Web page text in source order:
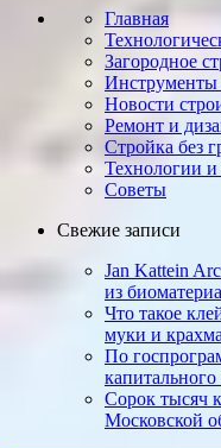
Главная
Загородное
Инструменты
Новости
Ремонт и
Стройка без
Технологии
Советы
Свежие записи
Jan Kattein
из
Что такое
муки и
По
капитального
Сорок тысяч
Московской